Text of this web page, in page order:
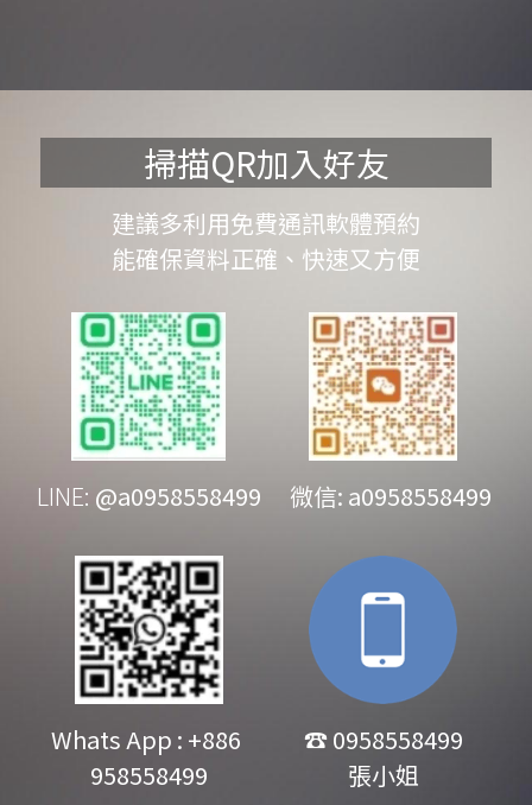
掃描QR加入好友
建議多利用免費通訊軟體預約
能確保資料正確、快速又方便
LINE: @a0958558499
   微信: a0958558499
Whats App : +886
958558499
☎ 0958558499
張小姐